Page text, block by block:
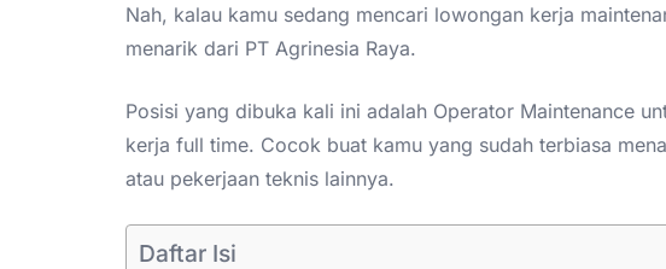
Nah, kalau kamu sedang mencari lowongan kerja
menarik dari PT Agrinesia Raya.
Posisi yang dibuka kali ini adalah Operator Maintenance
kerja full time. Cocok buat kamu yang sudah terbiasa
atau pekerjaan teknis lainnya.
Daftar Isi